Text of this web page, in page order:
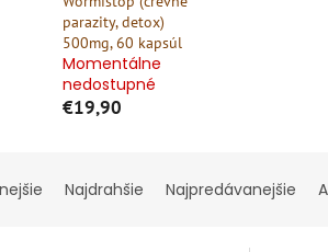
parazity, detox)
500mg, 60 kapsúl
Momentálne
nedostupné
€19,90
Najdrahšie Najpredávanejšie